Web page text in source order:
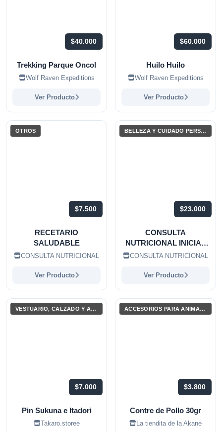
$40.000
Trekking Parque Oncol
Wolf Raven Expeditions
Ver Producto
$60.000
Huilo Huilo
Wolf Raven Expeditions
Ver Producto
OTROS
$7.500
RECETARIO
SALUDABLE
CONSULTA NUTRICIONAL
Ver Producto
BELLEZA Y CUIDADO PERSONAL
$23.000
CONSULTA
NUTRICIONAL INICIAL
ONLINE
CONSULTA NUTRICIONAL
Ver Producto
VESTUARIO, CALZADO Y ACCESORIOS
$7.000
Pin Sukuna e Itadori
Takaro.storee
ACCESORIOS PARA ANIMALES Y MASCOTAS
$3.800
Contre de Pollo 30gr
La tiendita de la Akane